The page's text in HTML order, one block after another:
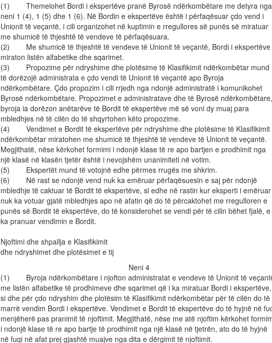
(1) Themelohet Bordi i ekspertëve pranë Byrosë ndërkombëtare me detyra nga
neni 1 (4), 1 (5) dhe 1 (6). Në Bordin e ekspertëve është i përfaqësuar çdo vend i
Unionit të veçantë, i cili organizohet në kuptimin e rregullores së punës së miratuar
me shumicë të thjeshtë të vendeve të përfaqësuara.
(2) Me shumicë të thjeshtë të vendeve të Unionit të veçantë, Bordi i ekspertëve
miraton listën alfabetike dhe sqarimet.
(3) Propozime për ndryshime dhe plotësime të Klasifikimit ndërkombëtar mund
të dorëzojë administrata e çdo vendi të Unionit të veçantë apo Byroja
ndërkombëtare. Çdo propozim i cili rrjedh nga ndonjë administratë i komunikohet
Byrosë ndërkombëtare. Propozimet e administratave dhe të Byrosë ndërkombëtare,
byroja ia dorëzon anëtarëve të Bordit të ekspertëve më së voni dy muaj para
mbledhjes në të cilën do të shqyrtohen këto propozime.
(4) Vendimet e Bordit të ekspertëve për ndryshime dhe plotësime të Klasifikimit
ndërkombëtar miratohen me shumicë të thjeshtë të vendeve të Unionit të veçantë.
Megjithatë, nëse kërkohet formimi i ndonjë klase të re apo bartjen e prodhimit nga
një klasë në klasën tjetër është i nevojshëm unanimiteti në votim.
(5) Ekspertët mund të votojnë edhe përmes rrugës me shkrim.
(6) Në rast se ndonjë vend nuk ka emëruar përfaqësuesin e saj për ndonjë
mbledhje të caktuar të Bordit të ekspertëve, si edhe në rastin kur eksperti i emëruar
nuk ka votuar gjatë mbledhjes apo në afatin që do të përcaktohet me rregulloren e
punës së Bordit të ekspertëve, do të konsiderohet se vendi për të cilin bëhet fjalë, e
ka pranuar vendimin e Bordit.
Njoftimi dhe shpallja e Klasifikimit
dhe ndryshimet dhe plotësimet e tij
Neni 4
(1) Byroja ndërkombëtare i njofton administratat e vendeve të Unionit të
me listën alfabetike të prodhimeve dhe sqarimet që i ka miratuar Bordi i ekspertëve,
si dhe për çdo ndryshim dhe plotësim të Klasifikimit ndërkombëtar për të cilën do të
marrë vendim Bordi i ekspertëve. Vendimet e Bordit të ekspertëve do të hyjnë në
menjëherë pas pranimit të njoftimit. Megjithatë, nëse me atë njoftim kërkohet
i ndonjë klase të re apo bartje të prodhimit nga një klasë në tjetrën, ato do të hyjnë
në fuqi në afat prej gjashtë muajve nga dita e dërgimit të njoftimit.